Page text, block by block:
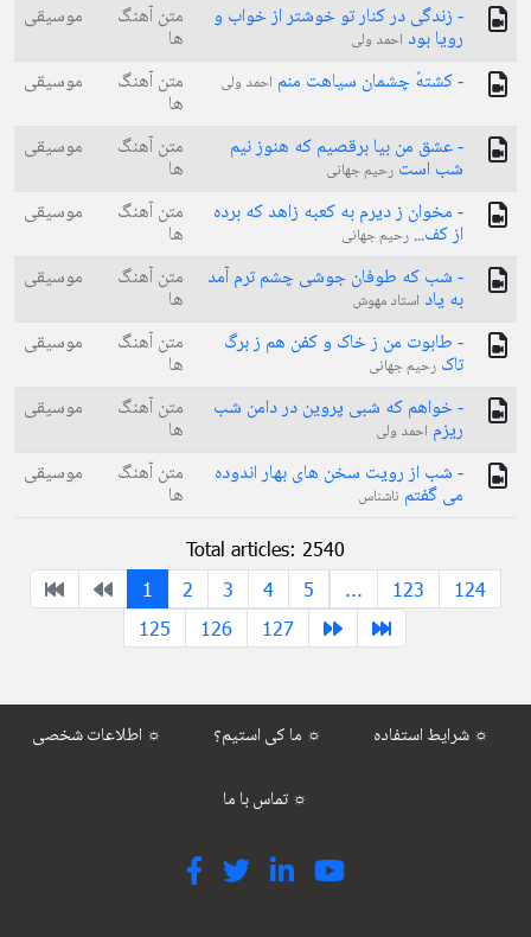
- زندگی در کنار تو خوشتر از خواب و
رویا بود احمد ولی
متن آهنگ
ها
موسیقی
- کشتهً چشمان سیاهت منم احمد ولی متن آهنگ
ها
موسیقی
- عشق من بیا برقصیم که هنوز نیم
شب است رحیم جهانی
متن آهنگ
ها
موسیقی
- مخوان ز دیرم به کعبه زاهد که برده
از کف... رحیم جهانی
متن آهنگ
ها
موسیقی
- شب که طوفان جوشی چشم ترم آمد
به یاد استاد مهوش
متن آهنگ
ها
موسیقی
- طابوت من ز خاک و کفن هم ز برگ
تاک رحیم جهانی
متن آهنگ
ها
موسیقی
- خواهم که شبی پروین در دامن شب
ریزم احمد ولی
متن آهنگ
ها
موسیقی
- شب از رویت سخن های بهار اندوده
می گفتم ناشناس
متن آهنگ
ها
موسیقی
Total articles: 2540
1
2 3 4 5 ... 123
124
125
126 127
اطلاعات شخصی ☼ ما کی استیم؟ ☼ شرایط استفاده ☼
تماس با ما ☼